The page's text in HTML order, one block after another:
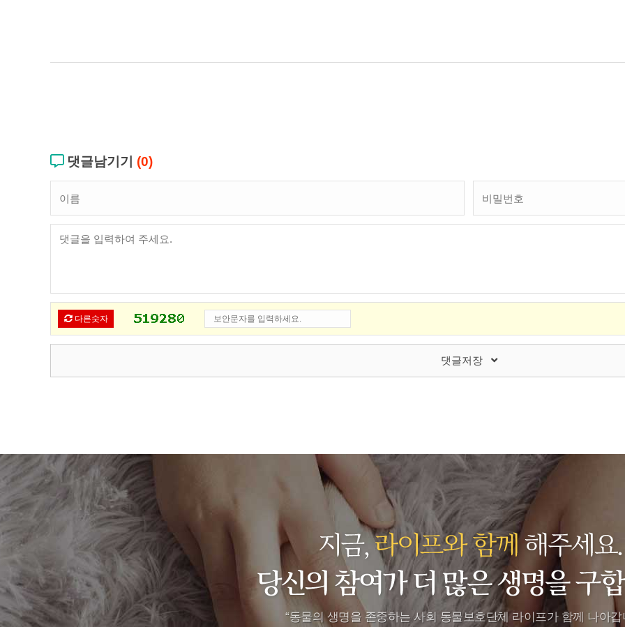
댓글남기기 (0)
다른숫자
댓글저장
“동물의 생명을 존중하는 사회 동물보호단체라이프가 함께 나아갑